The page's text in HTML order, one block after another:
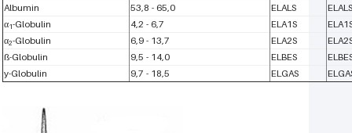
Albumin
53,8 - 65,0 ELALS
α1-Globulin 4,2 - 6,7 ELA1S
α2-Globulin 6,9 - 13,7 ELA2S
ß-Globulin
9,5 - 14,0 ELBES
y-Globulin
9,7 - 18,5 ELGAS